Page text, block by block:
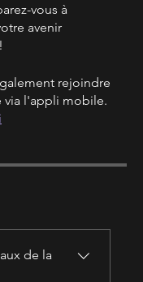
vous à
avenir
rejoindre
via l'appli mobile.
de la